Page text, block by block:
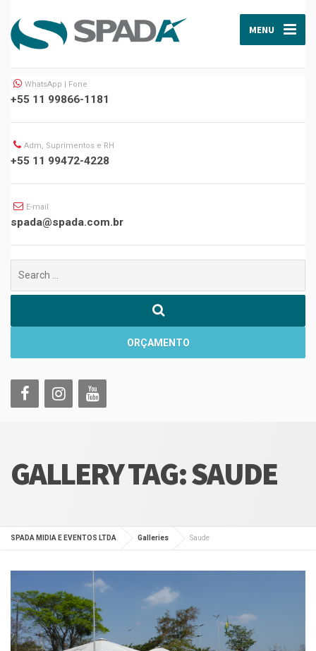
MENU
WhatsApp | Fone
+55 11 99866-1181
Adm, Suprimentos e RH
+55 11 99472-4228
E-mail
spada@spada.com.br
por:
ORÇAMENTO
GALLERY TAG:SAUDE
SPADA MIDIA E EVENTOS LTDA Galleries Saude